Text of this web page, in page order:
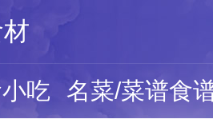
吃 名菜/菜谱食